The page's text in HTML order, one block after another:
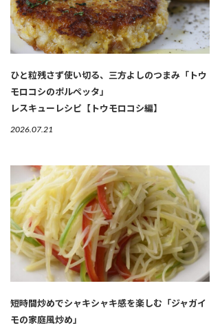
ひと粒残さず使い切る、三方よしのつまみ「トウ
モロコシのポルペッタ」
レスキューレシピ【トウモロコシ編】
2026.07.21
短時間炒めでシャキシャキ感を楽しむ「ジャガイ
モの家庭風炒め」